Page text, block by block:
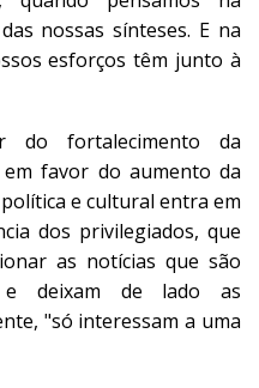
nossas sínteses. E na
esforços têm junto à
fortalecimento da
em favor do aumento da
e cultural entra em
dos privilegiados, que
as notícias que são
e deixam de lado as
"só interessam a uma